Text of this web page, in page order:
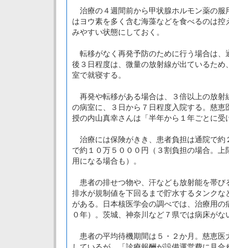
治療の４週間前から甲状腺ホルモン薬の服
はヨウ素を多く含む海藻などを食べるのは
みやすい状態にしておく。
転移がなく再発予防のために行う場合は、
後３日程度は、微量の放射線が出ているため
室で就寝する。
再発や転移がある場合は、３倍以上の放射
の病室に、３日から７日程度入院する。慈恵
授の内山真幸さんは「半年から１年ごとに受
治療には保険がきき、患者負担は通院で約
で約１０万５０００円（３割負担の場合。
用になる場合も）。
患者の排せつ物や、汗なども放射能を帯び
排水が規制値を下回るまで貯水するタンクな
がある。日本核医学会の調べでは、治療用
０年）。茨城、神奈川など７県では病床がな
患者の平均待機期間は５・２か月。慈恵医